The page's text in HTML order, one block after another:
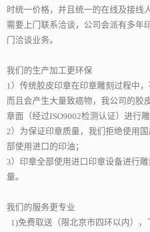
时统一价格，并且统一的在线及接线
需要上门联系洽谈，公司会派有多年
门洽谈业务。
我们的生产加工更环保
1）传统胶皮印章在印章雕刻过程中，
而且会产生大量致癌物，我公司的胶
章面（经过ISO9002检测认证）进行雕
2）为保证印章质量，我们拒绝使用
部使用进口的印油；
3）印章全部使用进口印章设备进行
量。
我们的服务更专业
1)免费取送（限北京市四环以内），